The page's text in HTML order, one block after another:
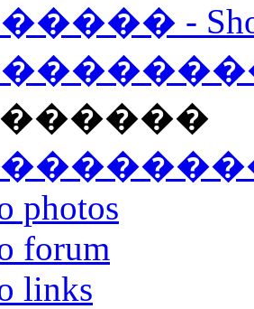
-
photos
forum
links